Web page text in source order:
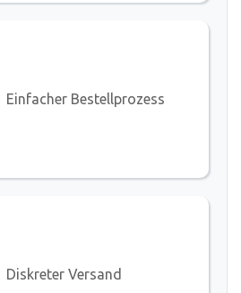
Einfacher Bestellprozess
Diskreter Versand